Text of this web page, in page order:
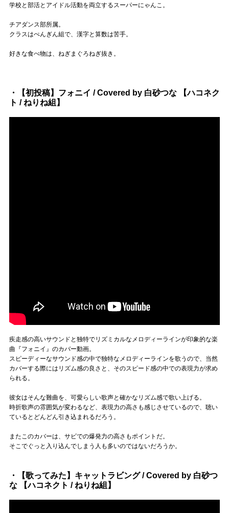
Follow us
Official SNS
学校と部活とアイドル活動を両立するスーパーにゃんこ。
チアダンス部所属。
クラスはぺんぎん組で、漢字と算数は苦手。
好きな食べ物は、ねぎまぐろねぎ抜き。
・【初投稿】フォニイ / Covered by 白砂つな 【ハコネク
ト / ねりね組】
疾走感の高いサウンドと独特でリズミカルなメロディーラインが印象的な楽
曲『フォニイ』のカバー動画。
スピーディーなサウンド感の中で独特なメロディーラインを歌うので、当然
カバーする際にはリズム感の良さと、そのスピード感の中での表現力が求め
られる。
彼女はそんな難曲を、可愛らしい歌声と確かなリズム感で歌い上げる。
時折歌声の雰囲気が変わるなど、表現力の高さも感じさせているので、聴い
ているとどんどん引き込まれるだろう。
またこのカバーは、サビでの爆発力の高さもポイントだ。
そこでぐっと入り込んでしまう人も多いのではないだろうか。
・【歌ってみた】キャットラビング / Covered by 白砂つ
な 【ハコネクト / ねりね組】